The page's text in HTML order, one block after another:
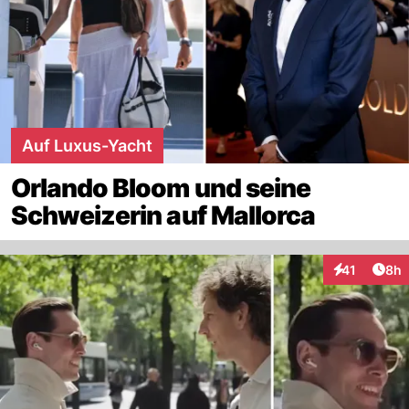
Auf Luxus-Yacht
Orlando Bloom und seine
Schweizerin auf Mallorca
41
Interaktionen
8h